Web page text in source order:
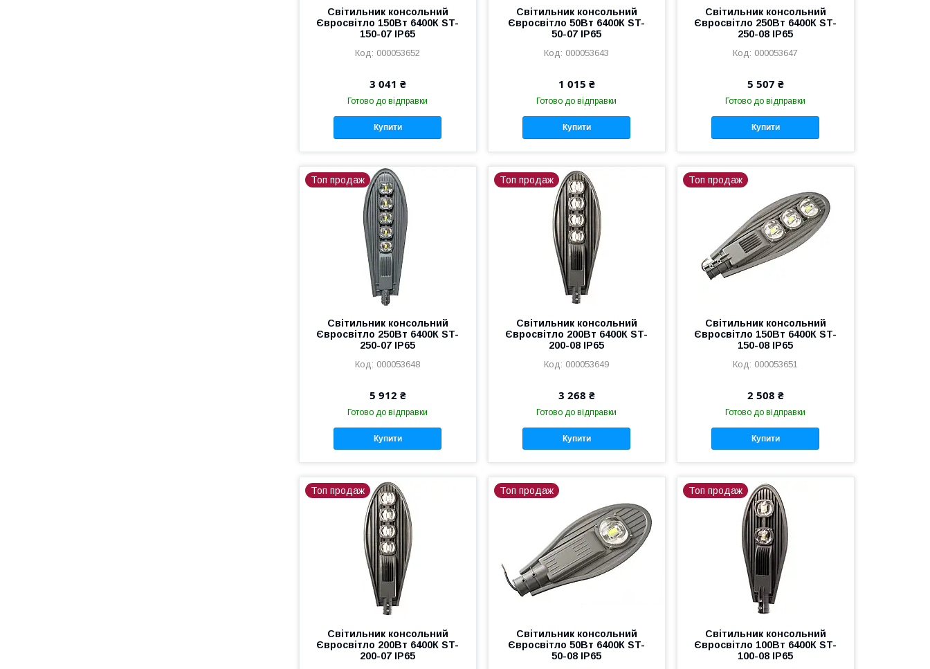
Світильник консольний
Євросвітло 150Вт 6400К ST-
150-07 IP65
000053652
3 041 ₴
Готово до відправки
Купити
Світильник консольний
Євросвітло 50Вт 6400К ST-
50-07 IP65
000053643
1 015 ₴
Готово до відправки
Купити
Світильник консольний
Євросвітло 250Вт 6400К ST-
250-08 IP65
000053647
5 507 ₴
Готово до відправки
Купити
Топ продаж
Світильник консольний
Євросвітло 250Вт 6400К ST-
250-07 IP65
000053648
5 912 ₴
Готово до відправки
Купити
Топ продаж
Світильник консольний
Євросвітло 200Вт 6400К ST-
200-08 IP65
000053649
3 268 ₴
Готово до відправки
Купити
Топ продаж
Світильник консольний
Євросвітло 150Вт 6400К ST-
150-08 IP65
000053651
2 508 ₴
Готово до відправки
Купити
Топ продаж
Світильник консольний
Євросвітло 200Вт 6400К ST-
200-07 IP65
Топ продаж
Світильник консольний
Євросвітло 50Вт 6400К ST-
50-08 IP65
Топ продаж
Світильник консольний
Євросвітло 100Вт 6400К ST-
100-08 IP65